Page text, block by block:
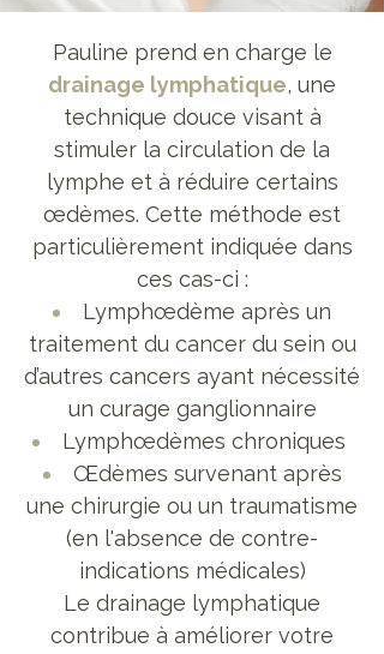
Pauline prend en charge le
drainage lymphatique, une
technique douce visant à
stimuler la circulation de la
lymphe et à réduire certains
œdèmes. Cette méthode est
particulièrement indiquée dans
ces cas-ci :
Lymphœdème après un
traitement du cancer du sein ou
d’autres cancers ayant nécessité
un curage ganglionnaire
Lymphœdèmes chroniques
Œdèmes survenant après
une chirurgie ou un traumatisme
(en l'absence de contre-
indications médicales)
Le drainage lymphatique
contribue à améliorer votre